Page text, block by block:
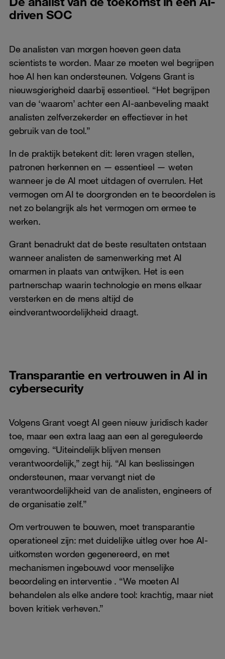
driven SOC
De analisten van morgen hoeven geen data
scientists te worden. Maar ze moeten wel begrijpen
hoe AI hen kan ondersteunen. Volgens Grant is
nieuwsgierigheid daarbij essentieel. “Het begrijpen
van de ‘waarom’ achter een AI-aanbeveling maakt
analisten zelfverzekerder en effectiever in het
gebruik van de tool.”
In de praktijk betekent dit: leren vragen stellen,
patronen herkennen en — essentieel — weten
wanneer je de AI moet uitdagen of overrulen. Het
vermogen om AI te doorgronden en te beoordelen is
net zo belangrijk als het vermogen om ermee te
werken.
Grant benadrukt dat de beste resultaten ontstaan
wanneer analisten de samenwerking met AI
omarmen in plaats van ontwijken. Het is een
partnerschap waarin technologie en mens elkaar
versterken en de mens altijd de
eindverantwoordelijkheid draagt.
Transparantie en vertrouwen in AI in
cybersecurity
Volgens Grant voegt AI geen nieuw juridisch kader
toe, maar een extra laag aan een al gereguleerde
omgeving. “Uiteindelijk blijven mensen
verantwoordelijk,” zegt hij. “AI kan beslissingen
ondersteunen, maar vervangt niet de
verantwoordelijkheid van de analisten, engineers of
de organisatie zelf.”
Om vertrouwen te bouwen, moet transparantie
operationeel zijn: met duidelijke uitleg over hoe AI-
uitkomsten worden gegenereerd, en met
mechanismen ingebouwd voor menselijke
beoordeling en interventie . “We moeten AI
behandelen als elke andere tool: krachtig, maar niet
boven kritiek verheven.”